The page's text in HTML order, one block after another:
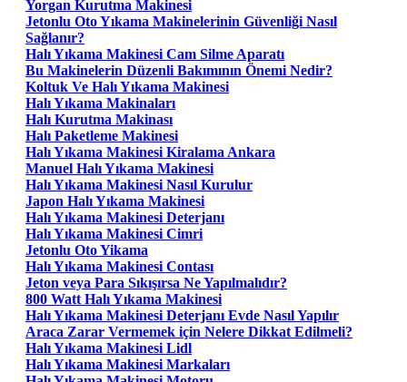
Yorgan Kurutma Makinesi
Jetonlu Oto Yıkama Makinelerinin Güvenliği Nasıl
Sağlanır?
Halı Yıkama Makinesi Cam Silme Aparatı
Bu Makinelerin Düzenli Bakımının Önemi Nedir?
Koltuk Ve Halı Yıkama Makinesi
Halı Yıkama Makinaları
Halı Kurutma Makinası
Halı Paketleme Makinesi
Halı Yıkama Makinesi Kiralama Ankara
Manuel Halı Yıkama Makinesi
Halı Yıkama Makinesi Nasıl Kurulur
Japon Halı Yıkama Makinesi
Halı Yıkama Makinesi Deterjanı
Halı Yıkama Makinesi Cimri
Jetonlu Oto Yikama
Halı Yıkama Makinesi Contası
Jeton veya Para Sıkışırsa Ne Yapılmalıdır?
800 Watt Halı Yıkama Makinesi
Halı Yıkama Makinesi Deterjanı Evde Nasıl Yapılır
Araca Zarar Vermemek için Nelere Dikkat Edilmeli?
Halı Yıkama Makinesi Lidl
Halı Yıkama Makinesi Markaları